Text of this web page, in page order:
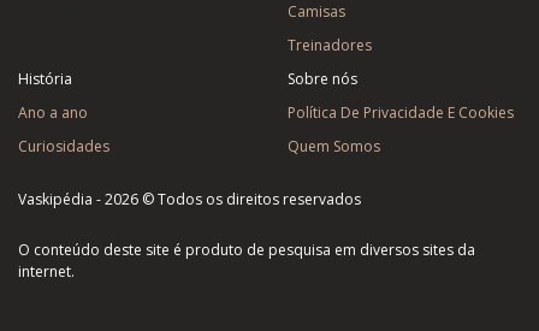
Camisas
Treinadores
História
Ano a ano
Curiosidades
Sobre nós
Política De Privacidade E Cookies
Quem Somos
Vaskipédia - 2026 © Todos os direitos reservados
O conteúdo deste site é produto de pesquisa em diversos sites da
internet.